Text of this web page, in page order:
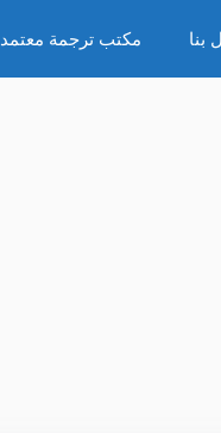
بنا مكتب ترجمة معتمد